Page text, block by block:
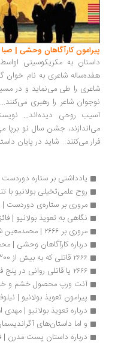
پیرامون کارآگاهان وحشی |
داستان به مکزیکوسیتی
هفده‌‌ساله‌ شاعری به نام خوان
شاعری را طی می‌نماید‌ و در
نوجوان شاعر را رهبری
آسیب روحی دیده‌اند...
می‌اندازند، جشن سال نو
فرار می‌کنند... شاید در پایان
یادداشتی بر ستاره دوردست |
روح علمی‌تخیلی بولانیو
مروری بر ستاره‌ی دوردست |
نگاهی به تعویذ بولانیو |
مروری بر ۲۶۶۶ | محمدمعین شرفائی
درباره کارآگاهان وحشی |
۲۶۶۶ قاتلی که به بیش از 300زن تعرض کرد
۲۶۶۶ یا قاتلی روانی در پنج فصل
آنت ورپ محصول خشم و
پیرامون تعویذ بولانیو |
درباره تعویذ بولانیو | مهدی
و اما داستان‌های
درباره داستان پست مدرن |